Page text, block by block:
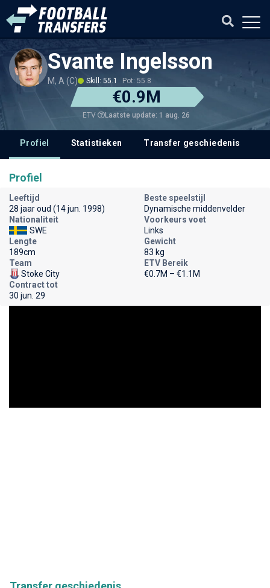
Svante Ingelsson
M, A (C) Skill: 55.1 Pot: 55.8
€0.9M
ETV Laatste update: 1 aug. 26
Profiel Statistieken Transfer geschiedenis
Profiel
Leeftijd
28 jaar oud (14 jun. 1998)
Beste speelstijl
Dynamische middenvelder
Nationaliteit
SWE
Voorkeurs voet
Links
Lengte
189cm
Gewicht
83 kg
Team
Stoke City
ETV Bereik
€0.7M – €1.1M
Contract tot
30 jun. 29